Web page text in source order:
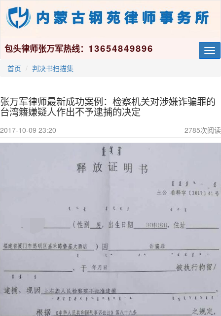
包头律师张万军热线： 13654849896
首页 判决书扫描集
张万军律师最新成功案例：检察机关对涉嫌诈骗罪的
台湾籍嫌疑人作出不予逮捕的决定
2017-10-09 23:20 2785次阅读